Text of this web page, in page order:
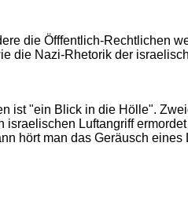
die Öfffentlich-Rechtlichen
die Nazi-Rhetorik der
ist "ein Blick in die Hölle".
Luftangriff
hört man das Geräusch